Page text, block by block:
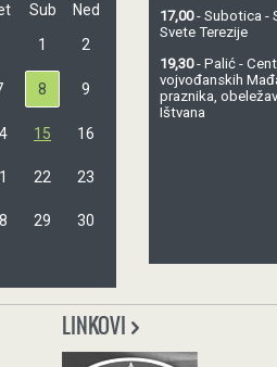
Sub
Ned
1
2
8 9
15 16
22 23
29 30
17,00- Subotica -
Svete Terezije
19,30- Palić -
vojvođanskih
praznika,
Ištvana
LINKOVI